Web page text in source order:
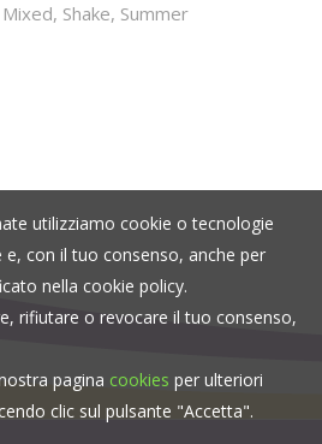
Mixed Shake Summer
utilizziamo cookie o tecnologie
e, con il tuo consenso, anche per
nella cookie policy.
rifiutare o revocare il tuo consenso,
pagina cookies per ulteriori
clic sul pulsante "Accetta".